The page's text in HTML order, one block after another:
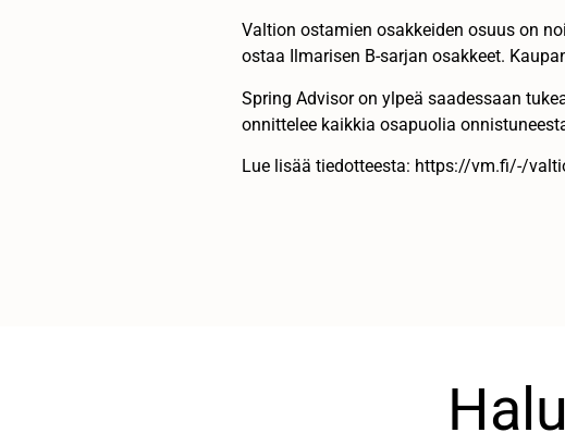
Valtion ostamien osakkeiden osuus on
ostaa Ilmarisen B-sarjan osakkeet.
Spring Advisor on ylpeä saadessaan
onnittelee kaikkia osapuolia
Lue lisää tiedotteesta: https://vm.fi/-/